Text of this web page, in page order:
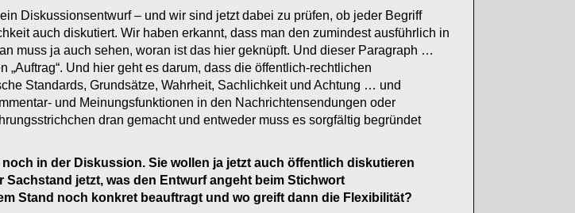
Diskussionsentwurf – und wir sind jetzt dabei zu prüfen, ob jeder Begriff
auch diskutiert. Wir haben erkannt, dass man den zumindest ausführlich in
muss ja auch sehen, woran ist das hier geknüpft. Und dieser Paragraph …
Und hier geht es darum, dass die öffentlich-rechtlichen
Standards, Grundsätze, Wahrheit, Sachlichkeit und Achtung … und
und Meinungsfunktionen in den Nachrichtensendungen oder
dran gemacht und entweder muss es sorgfältig begründet
in der Diskussion. Sie wollen ja jetzt auch öffentlich diskutieren
jetzt, was den Entwurf angeht beim Stichwort
Stand noch konkret beauftragt und wo greift dann die Flexibilität?